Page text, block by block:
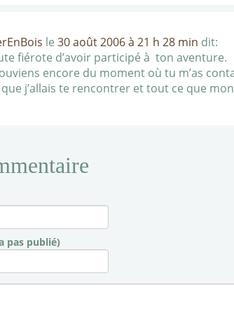
le 30 août 2006 à 21 h 28 min dit:
fiérote d’avoir participé à ton aventure.
encore du moment où tu m’as
j’allais te rencontrer et tout ce que
pas publié)